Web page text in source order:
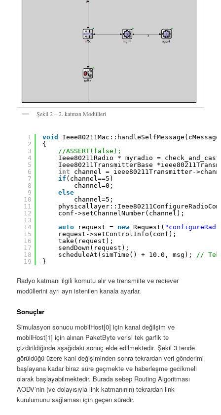
Şekil 2 – 2. katman Modülleri
1
2
3
4
5
6
7
8
9
10
11
12
13
14
15
16
17
18
19
void
{
//ASSERT(false);
Ieee80211Radio * myradio =
Ieee80211TransmitterBase
int
channel = ieee80211Transmitter-
if (channel==5)
channel=0;
else
channel=5;
conf->setChannelNumber(channel);
auto
request = new Request(
request->setControlInfo(conf);
take(request);
sendDown(request);
scheduleAt(simTime() + 10.0, msg); //
}
Radyo katmanı ilgili komutu alır ve trensmiite ve reciever
modüllerini ayrı ayrı istenilen kanala ayarlar.
Sonuçlar
Simulasyon sonucu mobilHost[0] için kanal değilşim ve
mobilHost[1] için alınan PaketByte verisi tek garfik te
çizdirildiğinde aşağıdaki sonuç elde edilmektedir. Şekil 3 tende
görüldüğü üzere kanl değişiminden sonra tekrardan veri gönderimi
başlayana kadar biraz süre geçmekte ve haberleşme gecikmeli
olarak başlayabilmektedir. Burada sebep Routing Algoritması
AODV’nin (ve dolayısıyla link katmanının) tekrardan link
kurulumunu sağlaması için geçen süredir.